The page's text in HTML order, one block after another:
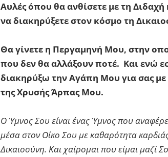
Αυλές όπου θα ανθίσετε με τη
να διακηρύξετε στον κόσμο τη
Θα γίνετε η Περγαμηνή Μου, στην
που δεν θα αλλάξουν ποτέ. Και ενώ
διακηρύξω την Αγάπη Μου για σας με
της Χρυσής Άρπας Μου.
Ο Ύμνος Σου είναι ένας Ύμνος που
μέσα στον Οίκο Σου με καθαρότητα
Δικαιοσύνη. Και χαίρομαι που είμαι μαζί